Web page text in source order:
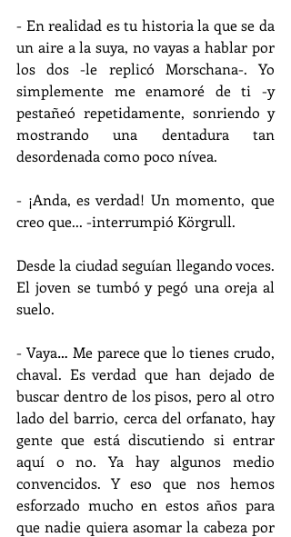
- En realidad es tu historia la que se da
un aire a la suya, no vayas a hablar por
los dos -le replicó Morschana-. Yo
simplemente me enamoré de ti -y
pestañeó repetidamente, sonriendo y
mostrando una dentadura tan
desordenada como poco nívea.
- ¡Anda, es verdad! Un momento, que
creo que... -interrumpió Körgrull.
Desde la ciudad seguían llegando voces.
El joven se tumbó y pegó una oreja al
suelo.
- Vaya… Me parece que lo tienes crudo,
chaval. Es verdad que han dejado de
buscar dentro de los pisos, pero al otro
lado del barrio, cerca del orfanato, hay
gente que está discutiendo si entrar
aquí o no. Ya hay algunos medio
convencidos. Y eso que nos hemos
esforzado mucho en estos años para
que nadie quiera asomar la cabeza por